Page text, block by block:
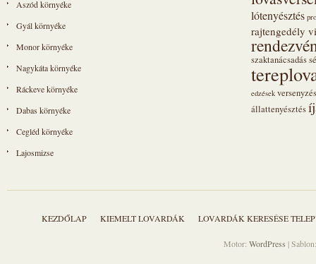
Aszód környéke
Gyál környéke
Monor környéke
Nagykáta környéke
Ráckeve környéke
Dabas környéke
Cegléd környéke
Lajosmizse
lótenyésztés
rajtengedély
szaktanácsadás
edzések versenyzés
állattenyésztés
KEZDŐLAP KIEMELT LOVARDÁK LOVARDÁK KERESÉSE
Motor:WordPress |